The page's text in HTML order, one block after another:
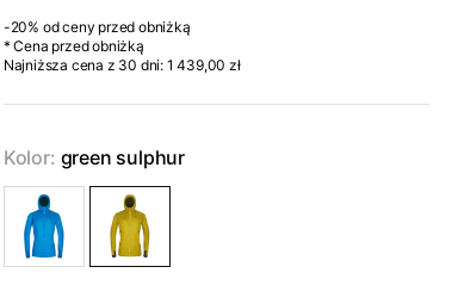
-20% od ceny przed obniżką
* Cena przed obniżką
Najniższa cena z 30 dni: 1 439,00 zł
Kolor: green sulphur